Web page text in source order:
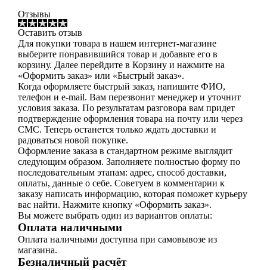
Отзывы
Оставить отзыв
Для покупки товара в нашем интернет-магазине
выберите понравившийся товар и добавьте его в
корзину. Далее перейдите в Корзину и нажмите на
«Оформить заказ» или «Быстрый заказ».
Когда оформляете быстрый заказ, напишите ФИО,
телефон и e-mail. Вам перезвонит менеджер и уточнит
условия заказа. По результатам разговора вам придет
подтверждение оформления товара на почту или через
СМС. Теперь останется только ждать доставки и
радоваться новой покупке.
Оформление заказа в стандартном режиме выглядит
следующим образом. Заполняете полностью форму по
последовательным этапам: адрес, способ доставки,
оплаты, данные о себе. Советуем в комментарии к
заказу написать информацию, которая поможет курьеру
вас найти. Нажмите кнопку «Оформить заказ».
Вы можете выбрать один из вариантов оплаты:
Оплата наличными
Оплата наличными доступна при самовывозе из
магазина.
Безналичный расчёт